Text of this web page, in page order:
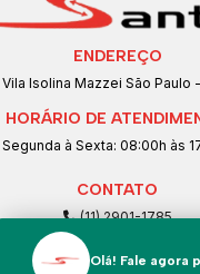
ENDEREÇO
Vila Isolina Mazzei São
HORÁRIO DE
Segunda à Sexta: 08:00h às
CONTATO
(11) 2901-1785
(11) 99239-1832
Olá! Fale agora